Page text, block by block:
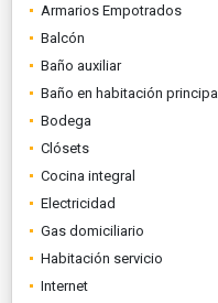
Armarios Empotrados
Balcón
Baño auxiliar
Baño en habitación principal
Bodega
Clósets
Cocina integral
Electricidad
Gas domiciliario
Habitación servicio
Internet